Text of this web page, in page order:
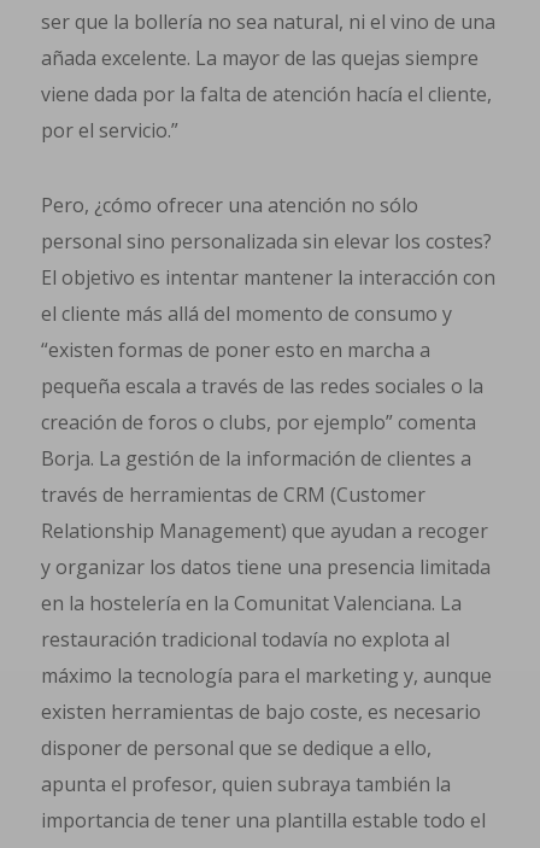
ser que la bollería no sea natural, ni el vino de una
añada excelente. La mayor de las quejas siempre
viene dada por la falta de atención hacía el cliente,
por el servicio.”
Pero, ¿cómo ofrecer una atención no sólo
personal sino personalizada sin elevar los costes?
El objetivo es intentar mantener la interacción con
el cliente más allá del momento de consumo y
“existen formas de poner esto en marcha a
pequeña escala a través de las redes sociales o la
creación de foros o clubs, por ejemplo” comenta
Borja. La gestión de la información de clientes a
través de herramientas de CRM (Customer
Relationship Management) que ayudan a recoger
y organizar los datos tiene una presencia limitada
en la hostelería en la Comunitat Valenciana. La
restauración tradicional todavía no explota al
máximo la tecnología para el marketing y, aunque
existen herramientas de bajo coste, es necesario
disponer de personal que se dedique a ello,
apunta el profesor, quien subraya también la
importancia de tener una plantilla estable todo el